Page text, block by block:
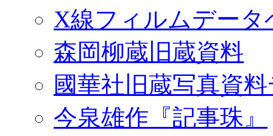
X線フィルムデータ
森岡柳蔵旧蔵資料
國華社旧蔵写真資
今泉雄作『記事珠』